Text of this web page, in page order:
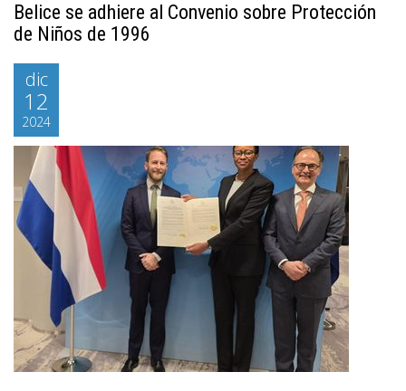
Belice se adhiere al Convenio sobre Protección
de Niños de 1996
dic
12
2024